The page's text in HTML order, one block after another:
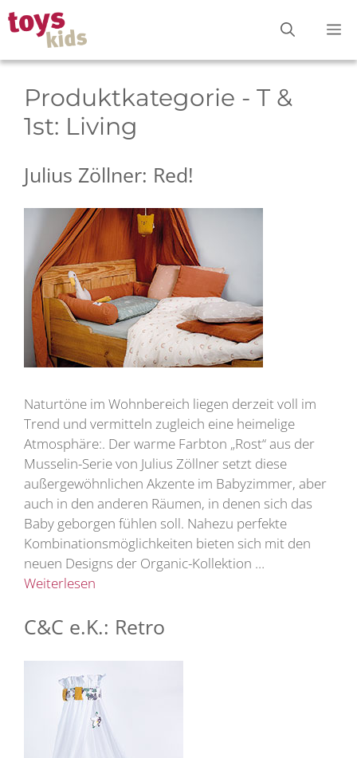
Zum
Inhalt
springen
Produktkategorie - T &
1st: Living
Julius Zöllner: Red!
Naturtöne im Wohnbereich liegen derzeit voll im
Trend und vermitteln zugleich eine heimelige
Atmosphäre:. Der warme Farbton „Rost“ aus der
Musselin-Serie von Julius Zöllner setzt diese
außergewöhnlichen Akzente im Babyzimmer, aber
auch in den anderen Räumen, in denen sich das
Baby geborgen fühlen soll. Nahezu perfekte
Kombinationsmöglichkeiten bieten sich mit den
neuen Designs der Organic-Kollektion …
Weiterlesen
C&C e.K.: Retro